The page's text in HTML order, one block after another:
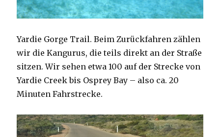
Yardie Gorge Trail. Beim Zurückfahren zählen
wir die Kangurus, die teils direkt an der Straße
sitzen. Wir sehen etwa 100 auf der Strecke von
Yardie Creek bis Osprey Bay – also ca. 20
Minuten Fahrstrecke.